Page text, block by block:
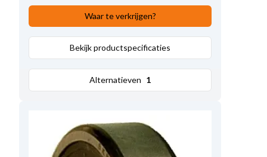
Waar te verkrijgen?
Bekijk productspecificaties
Alternatieven 1